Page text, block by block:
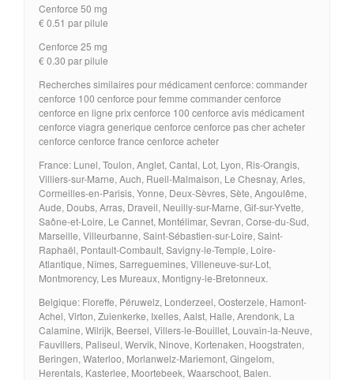
Cenforce 50 mg
€ 0.51 par pilule
Cenforce 25 mg
€ 0.30 par pilule
Recherches similaires pour médicament cenforce: commander
cenforce 100 cenforce pour femme commander cenforce
cenforce en ligne prix cenforce 100 cenforce avis médicament
cenforce viagra generique cenforce cenforce pas cher acheter
cenforce cenforce france cenforce acheter
France: Lunel, Toulon, Anglet, Cantal, Lot, Lyon, Ris-Orangis,
Villiers-sur-Marne, Auch, Rueil-Malmaison, Le Chesnay, Arles,
Cormeilles-en-Parisis, Yonne, Deux-Sèvres, Sète, Angoulême,
Aude, Doubs, Arras, Draveil, Neuilly-sur-Marne, Gif-sur-Yvette,
Saône-et-Loire, Le Cannet, Montélimar, Sevran, Corse-du-Sud,
Marseille, Villeurbanne, Saint-Sébastien-sur-Loire, Saint-
Raphaël, Pontault-Combault, Savigny-le-Temple, Loire-
Atlantique, Nîmes, Sarreguemines, Villeneuve-sur-Lot,
Montmorency, Les Mureaux, Montigny-le-Bretonneux.
Belgique: Floreffe, Péruwelz, Londerzeel, Oosterzele, Hamont-
Achel, Virton, Zuienkerke, Ixelles, Aalst, Halle, Arendonk, La
Calamine, Wilrijk, Beersel, Villers-le-Bouillet, Louvain-la-Neuve,
Fauvillers, Paliseul, Wervik, Ninove, Kortenaken, Hoogstraten,
Beringen, Waterloo, Morlanwelz-Mariemont, Gingelom,
Herentals, Kasterlee, Moortebeek, Waarschoot, Balen.